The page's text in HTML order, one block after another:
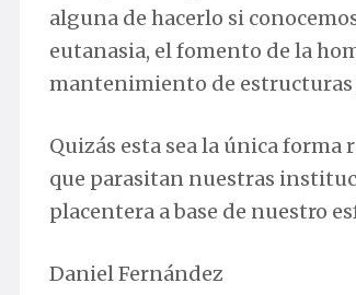
alguna de hacerlo si
eutanasia, el fomento de la
mantenimiento de
Quizás esta sea la única
que parasitan nuestras
placentera a base de nuestro
Daniel Fernández